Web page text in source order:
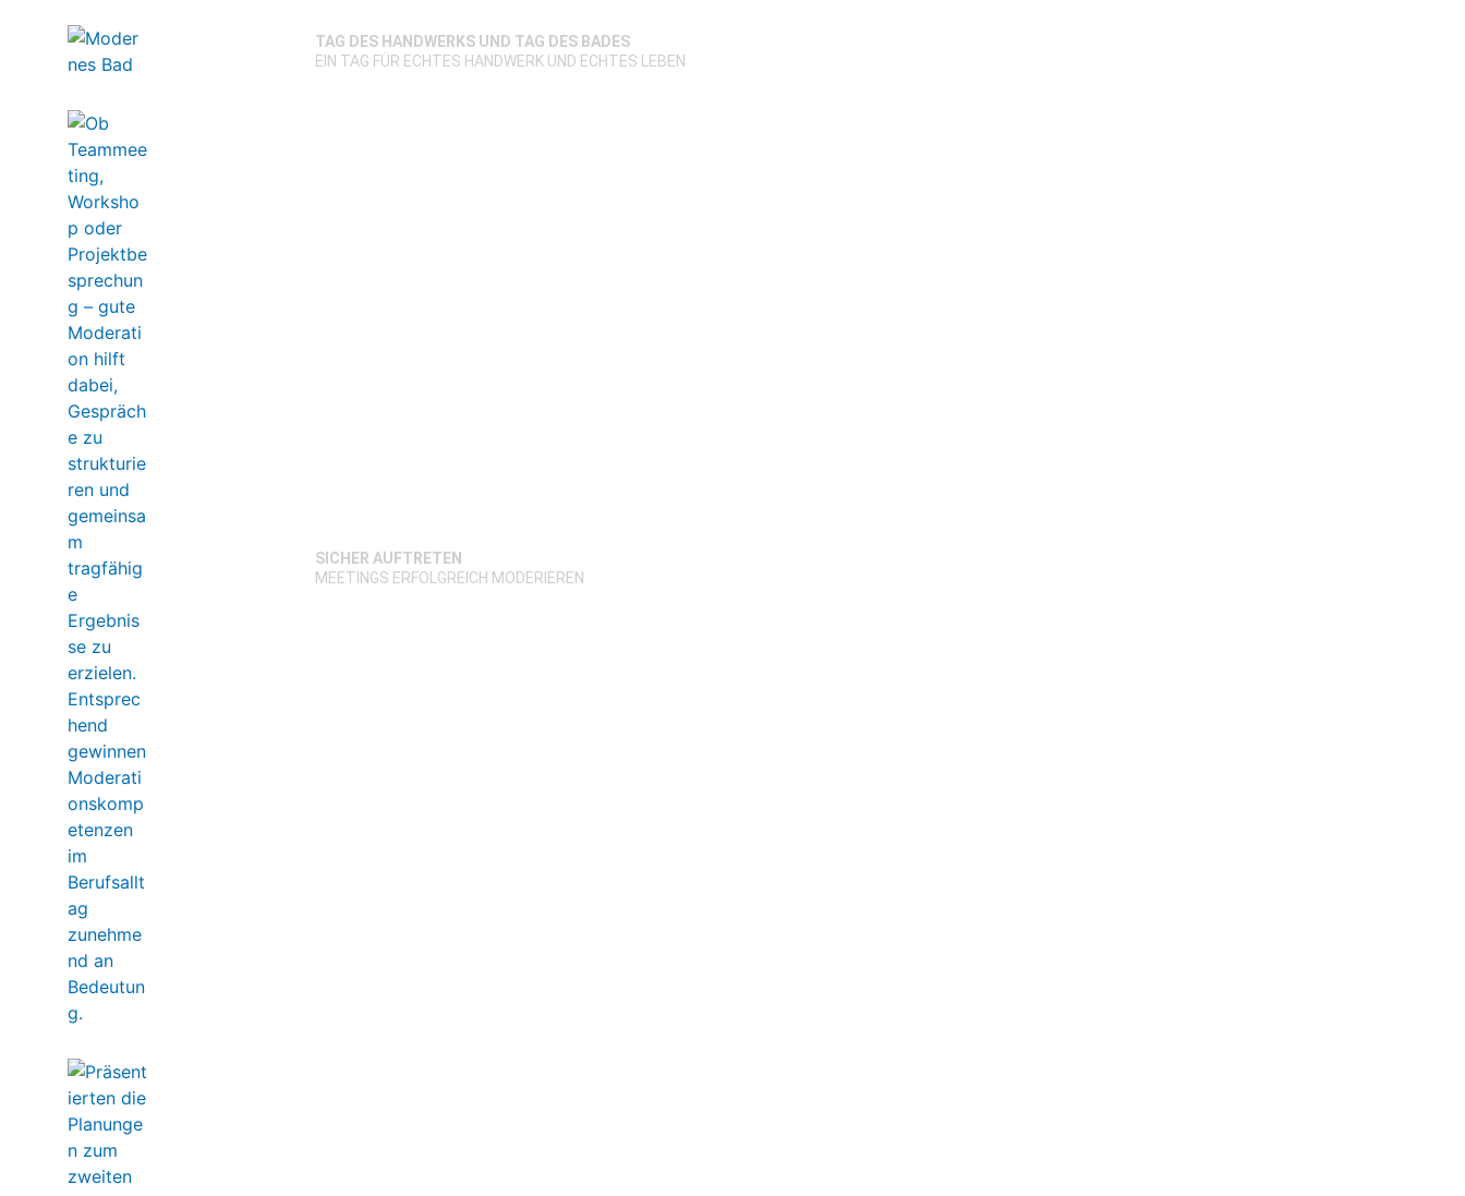
TAG DES HANDWERKS UND TAG DES BADES
EIN TAG FÜR ECHTES HANDWERK UND ECHTES LEBEN
SICHER AUFTRETEN
MEETINGS ERFOLGREICH MODERIEREN